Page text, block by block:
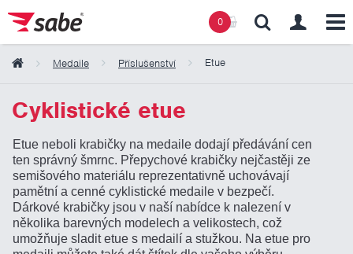
0
Medaile Příslušenství Etue
Cyklistické etue
Etue neboli krabičky na medaile dodají předávání cen
ten správný šmrnc. Přepychové krabičky nejčastěji ze
semišového materiálu reprezentativně uchovávají
pamětní a cenné cyklistické medaile v bezpečí.
Dárkové krabičky jsou v naší nabídce k nalezení v
několika barevných modelech a velikostech, což
umožňuje sladit etue s medailí a stužkou. Na etue pro
Obsah košíku
Košík zeje prázdnotou